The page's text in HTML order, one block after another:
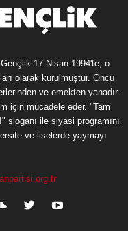
17 Nisan 1994'te, o
olarak kurulmuştur. Öncü
ve emekten yanadır.
için mücadele eder. "Tam
sloganı ile siyasi programını
ve liselerde yaymayı